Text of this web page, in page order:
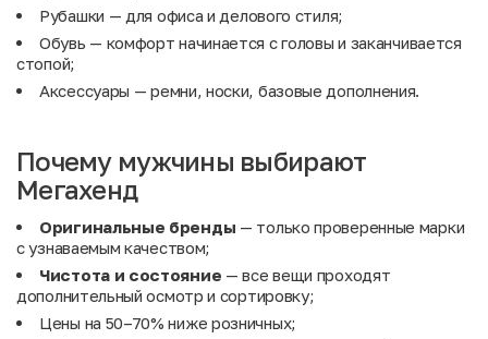
Рубашки — для офиса и делового стиля;
Обувь — комфорт начинается с головы и заканчивается
стопой;
Аксессуары — ремни, носки, базовые дополнения.
Почему мужчины выбирают
Мегахенд
Оригинальные бренды — только проверенные марки
с узнаваемым качеством;
Чистота и состояние — все вещи проходят
дополнительный осмотр и сортировку;
Цены на 50–70% ниже розничных;